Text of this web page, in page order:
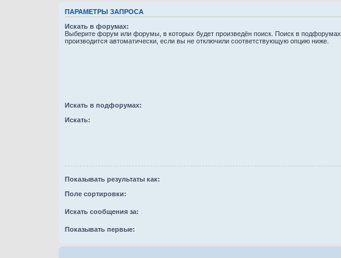
ПАРАМЕТРЫ ЗАПРОСА
Искать в форумах:
Выберите форум или форумы, в которых будет произведён поиск. Поиск в подфорумах
производится автоматически, если вы не отключили соответствующую опцию ниже.
Искать в подфорумах:
Искать:
Показывать результаты как:
Поле сортировки:
Искать сообщения за:
Показывать первые: